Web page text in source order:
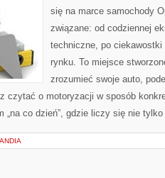
się na marce samochody
związane: od codziennej
techniczne, po
rynku. To miejsce
zrozumieć swoje auto,
czytać o motoryzacji w sposób
„na co dzień”, gdzie liczy się nie